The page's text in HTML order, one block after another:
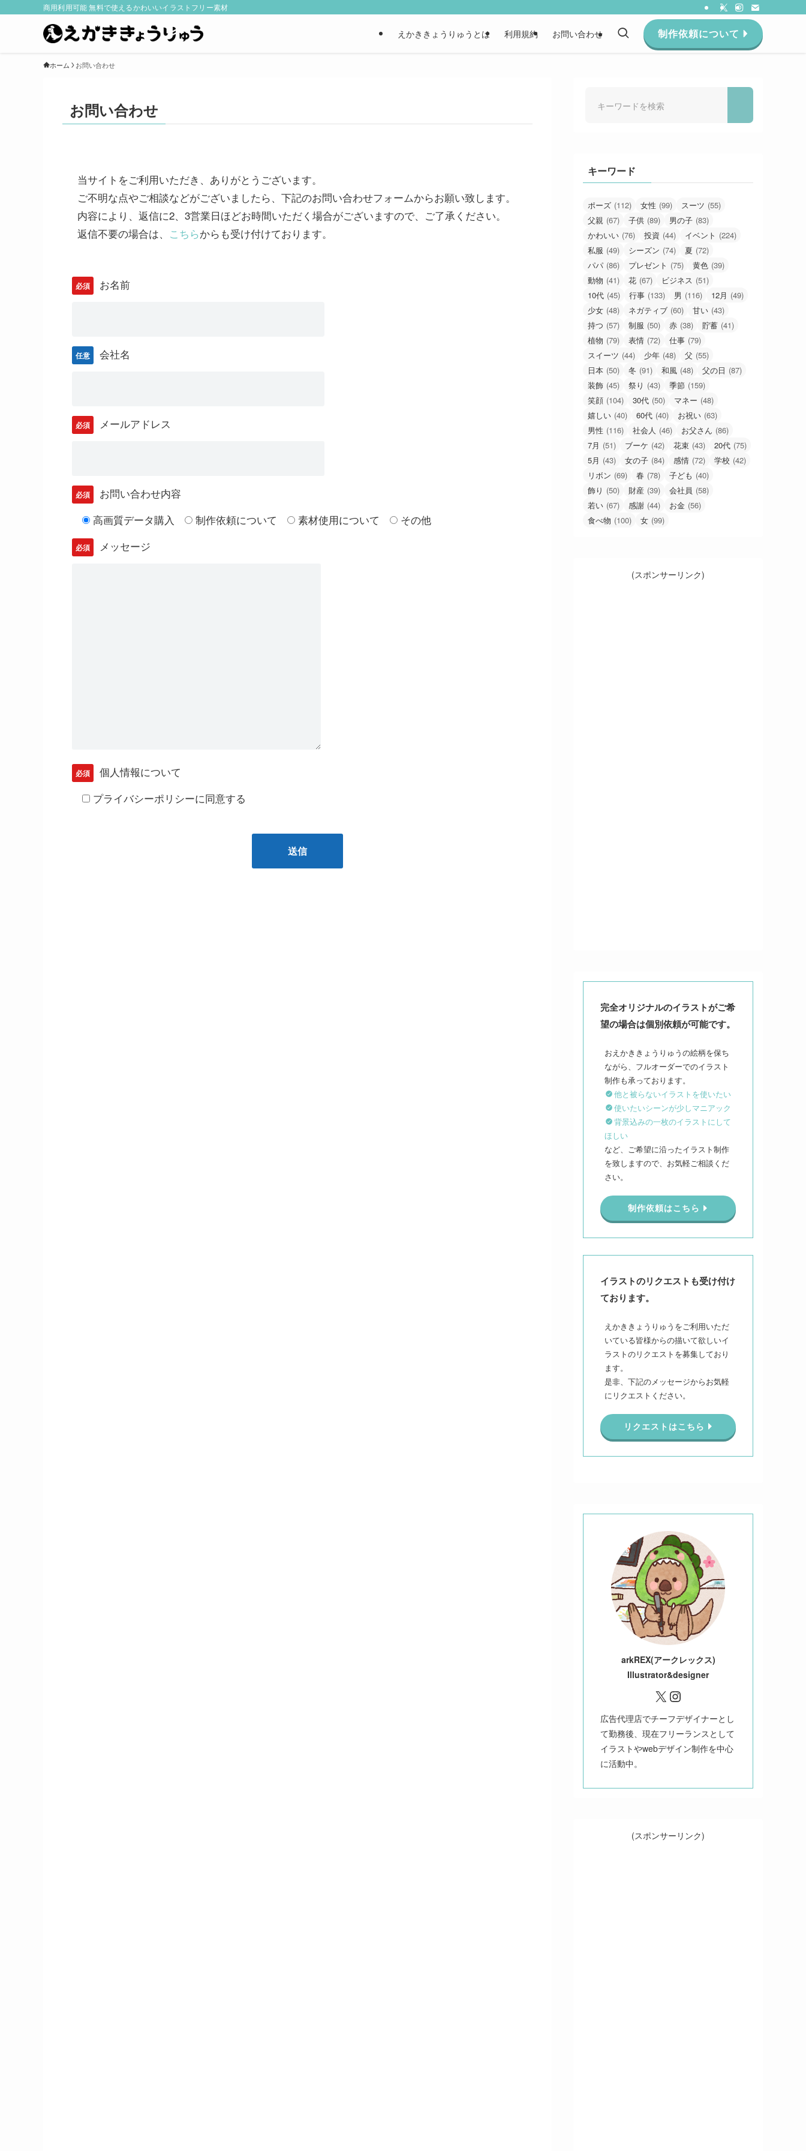
商用利用可能 無料で使えるかわいいイラストフリー素材
えかききょうりゅうとは 利用規約 お問い合わせ 制作依頼について
ホーム お問い合わせ
お問い合わせ
当サイトをご利用いただき、ありがとうございます。
ご不明な点やご相談などがございましたら、下記のお問い合わせフォームからお願い致します。
内容により、返信に2、3営業日ほどお時間いただく場合がございますので、ご了承ください。
返信不要の場合は、 こちらからも受け付けております。
必須 お名前
任意 会社名
必須 メールアドレス
必須
お問い合わせ内容
高画質データ購入
制作依頼について 素材使用について その他
必須 メッセージ
必須
個人情報について
プライバシーポリシーに同意する
キーワード
ポーズ (112) 女性 (99) スーツ (55)
父親 (67) 子供 (89) 男の子 (83)
かわいい (76) 投資 (44) イベント (224)
私服 (49) シーズン (74) 夏 (72)
パパ (86) プレゼント (75) 黄色 (39)
動物 (41) 花 (67) ビジネス (51)
10代 (45) 行事 (133) 男 (116) 12月 (49)
少女 (48) ネガティブ (60) 甘い (43)
持つ (57) 制服 (50) 赤 (38) 貯蓄 (41)
植物 (79) 表情 (72) 仕事 (79)
スイーツ (44) 少年 (48) 父 (55)
日本 (50) 冬 (91) 和風 (48) 父の日 (87)
装飾 (45) 祭り (43) 季節 (159)
笑顔 (104) 30代 (50) マネー (48)
嬉しい (40) 60代 (40) お祝い (63)
男性 (116) 社会人 (46) お父さん (86)
7月 (51) ブーケ (42) 花束 (43) 20代 (75)
5月 (43) 女の子 (84) 感情 (72) 学校 (42)
リボン (69) 春 (78) 子ども (40)
飾り (50) 財産 (39) 会社員 (58)
若い (67) 感謝 (44) お金 (56)
食べ物 (100) 女 (99)
(スポンサーリンク)
完全オリジナルのイラストがご希
望の場合は個別依頼が可能です。
おえかききょうりゅうの絵柄を保ち
ながら、フルオーダーでのイラスト
他と被らないイラストを使いたい
使いたいシーンが少しマニアック
背景込みの一枚のイラストにして
ほしい
など、ご希望に沿ったイラスト制作
を致しますので、お気軽ご相談くだ
さい。
制作依頼はこちら
イラストのリクエストも受け付け
ております。
えかききょうりゅうをご利用いただ
いている皆様からの描いて欲しいイ
ラストのリクエストを募集しており
ます。
是非、下記のメッセージからお気軽
にリクエストください。
リクエストはこちら
arkREX(アークレックス)
Illustrator&designer
X Instagram
広告代理店でチーフデザイナーとし
て勤務後、現在フリーランスとして
イラストやwebデザイン制作を中心
に活動中。
(スポンサーリンク)